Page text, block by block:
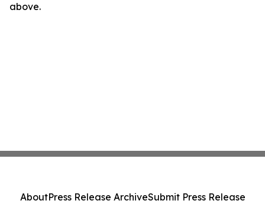
above.
AboutPress Release ArchiveSubmit Press Release